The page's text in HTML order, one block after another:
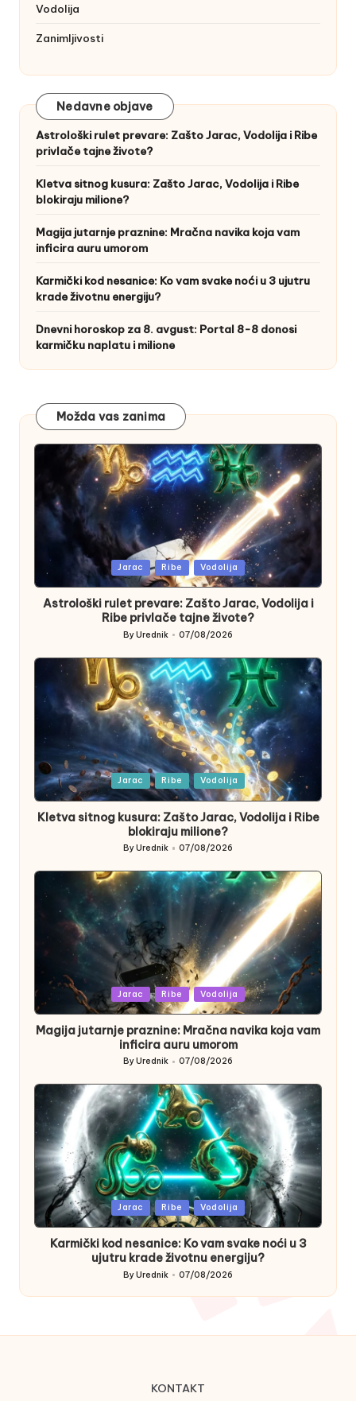
Vodolija
Zanimljivosti
Nedavne objave
Astrološki rulet prevare: Zašto Jarac, Vodolija i Ribe
privlače tajne živote?
Kletva sitnog kusura: Zašto Jarac, Vodolija i Ribe
blokiraju milione?
Magija jutarnje praznine: Mračna navika koja vam
inficira auru umorom
Karmički kod nesanice: Ko vam svake noći u 3 ujutru
krade životnu energiju?
Dnevni horoskop za 8. avgust: Portal 8-8 donosi
karmičku naplatu i milione
Možda vas zanima
Jarac Ribe Vodolija
Astrološki rulet prevare: Zašto Jarac, Vodolija i
Ribe privlače tajne živote?
Posted
ByUrednik 07/08/2026
Posted
in
Jarac Ribe Vodolija
Kletva sitnog kusura: Zašto Jarac, Vodolija i Ribe
blokiraju milione?
Posted
ByUrednik 07/08/2026
Posted
in
Jarac Ribe Vodolija
Magija jutarnje praznine: Mračna navika koja vam
inficira auru umorom
Posted
by
ByUrednik 07/08/2026
Posted
in
Jarac Ribe Vodolija
Karmički kod nesanice: Ko vam svake noći u 3
ujutru krade životnu energiju?
Posted
by
ByUrednik 07/08/2026
KONTAKT